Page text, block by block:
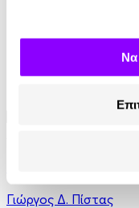
Να
Γιώργος Δ. Πίστας